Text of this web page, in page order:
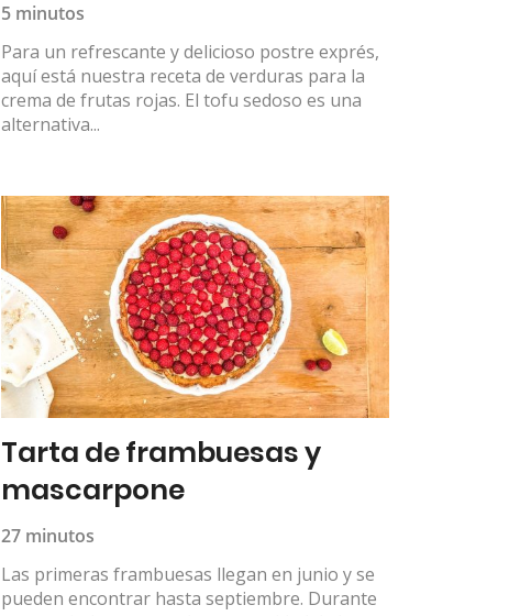
5 minutos
Para un refrescante y delicioso postre exprés,
aquí está nuestra receta de verduras para la
crema de frutas rojas. El tofu sedoso es una
alternativa...
Tarta de frambuesas y
mascarpone
27 minutos
Las primeras frambuesas llegan en junio y se
pueden encontrar hasta septiembre. Durante